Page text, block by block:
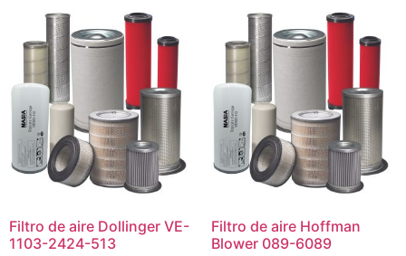
Filtro de aire Dollinger VE-
1103-2424-513
Filtro de aire Hoffman
Blower 089-6089